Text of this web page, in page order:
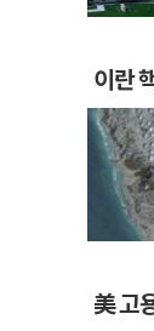
이란
美 고